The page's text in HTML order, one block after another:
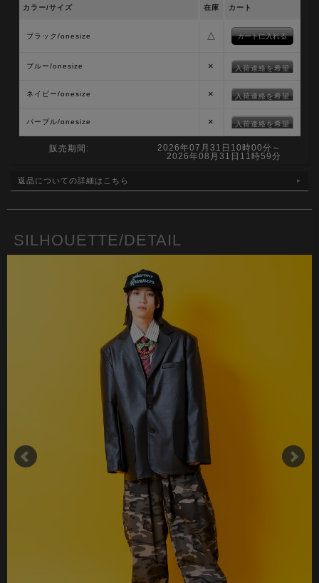
カラー/サイズ 在庫 カート
ブラック/onesize △
ブルー/onesize × 入荷連絡を希望
ネイビー/onesize × 入荷連絡を希望
パープル/onesize × 入荷連絡を希望
販売期間:
2026年07月31日10時00分～
2026年08月31日11時59分
返品についての詳細はこちら
SILHOUETTE/DETAIL